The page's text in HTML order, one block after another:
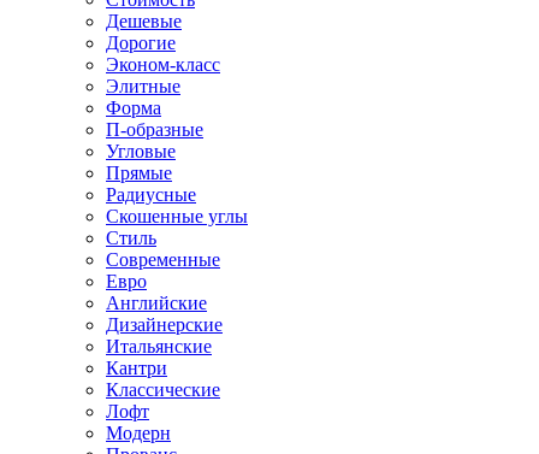
Дешевые
Дорогие
Эконом-класс
Элитные
Форма
П-образные
Угловые
Прямые
Радиусные
Скошенные углы
Стиль
Современные
Евро
Английские
Дизайнерские
Итальянские
Кантри
Классические
Лофт
Модерн